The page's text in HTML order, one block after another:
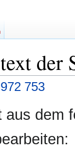
der
753
aus dem